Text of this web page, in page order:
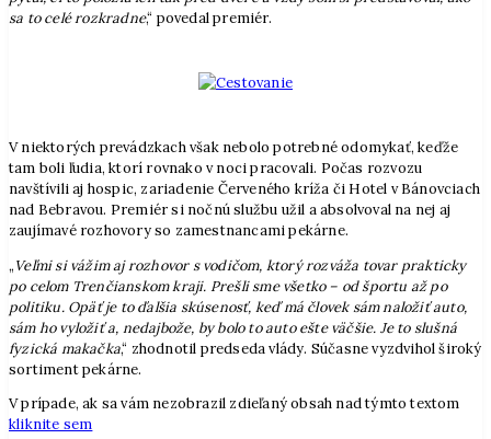
sa to celé rozkradne,“ povedal premiér.
V niektorých prevádzkach však nebolo potrebné odomykať, keďže
tam boli ľudia, ktorí rovnako v noci pracovali. Počas rozvozu
navštívili aj hospic, zariadenie Červeného kríža či Hotel v Bánovciach
nad Bebravou. Premiér si nočnú službu užil a absolvoval na nej aj
zaujímavé rozhovory so zamestnancami pekárne.
„Veľmi si vážim aj rozhovor s vodičom, ktorý rozváža tovar prakticky
po celom Trenčianskom kraji. Prešli sme všetko – od športu až po
politiku. Opäť je to ďalšia skúsenosť, keď má človek sám naložiť auto,
sám ho vyložiť a, nedajbože, by bolo to auto ešte väčšie. Je to slušná
fyzická makačka,“ zhodnotil predseda vlády. Súčasne vyzdvihol široký
sortiment pekárne.
V prípade, ak sa vám nezobrazil zdieľaný obsah nad týmto textom
kliknite sem